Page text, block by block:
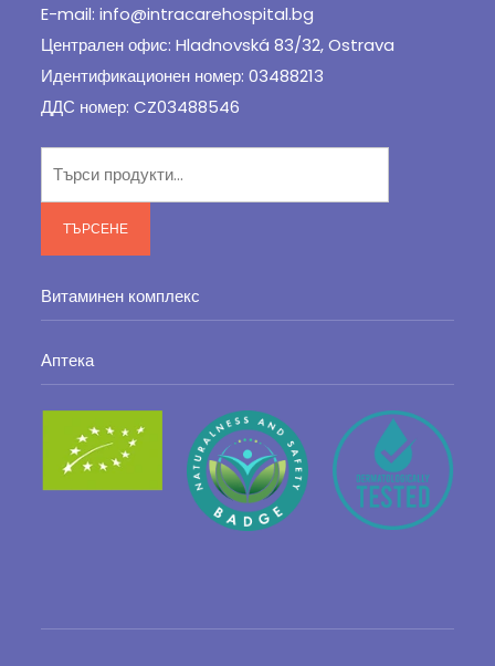
E-mail: info@intracarehospital.bg
Централен офис: Hladnovská 83/32, Ostrava
Идентификационен номер: 03488213
ДДС номер: CZ03488546
ТЪРСЕНЕ
Витаминен комплекс
Аптека